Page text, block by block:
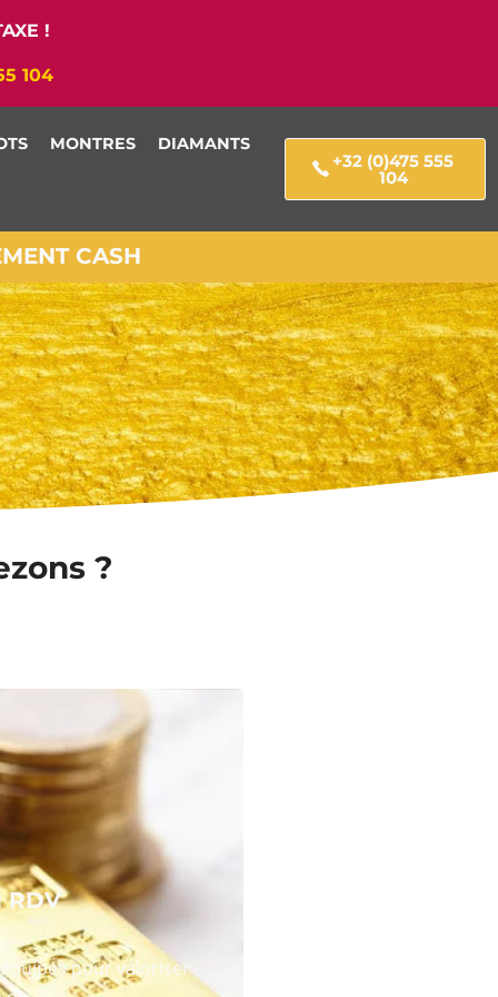
!
104
MONTRES DIAMANTS
+32 (0)475 555
104
CASH
?
RDV
pour valoriser